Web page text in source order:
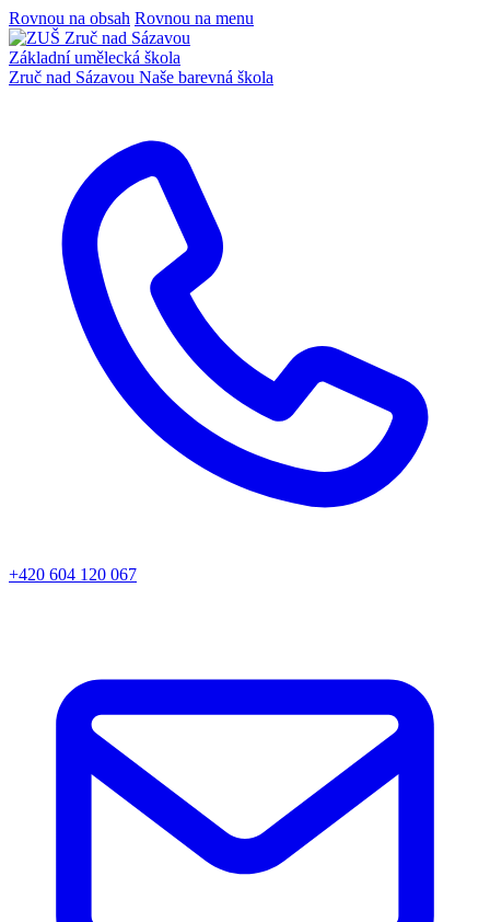
Rovnou na obsah Rovnou na menu
Základní umělecká škola
Zruč nad Sázavou Naše barevná škola
+420 604 120 067